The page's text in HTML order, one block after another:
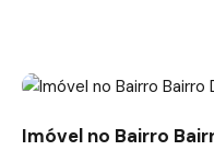
Imóvel no Bairro